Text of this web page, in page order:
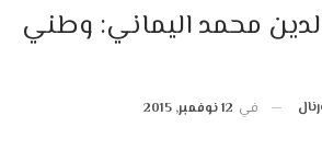
محمد اليماني: وطني
في 12 نوفمبر, 2015